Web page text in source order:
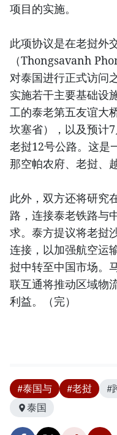
项目的实施。
此项协议是在老挝外
（Thongsavanh
对泰国进行正式访问
实施若干主要基础设
工的泰老第五友谊大
坎塞省），以及预
老挝12号公路。这是
那空帕农府、老挝、
此外，双方还将研究
路，连接泰老铁路与
求。泰方提议将老挝
连接，以加强航空运
挝中转至中国市场。
联互通将推动区域物
利益。（完）
#泰国与 #老挝 #
泰国